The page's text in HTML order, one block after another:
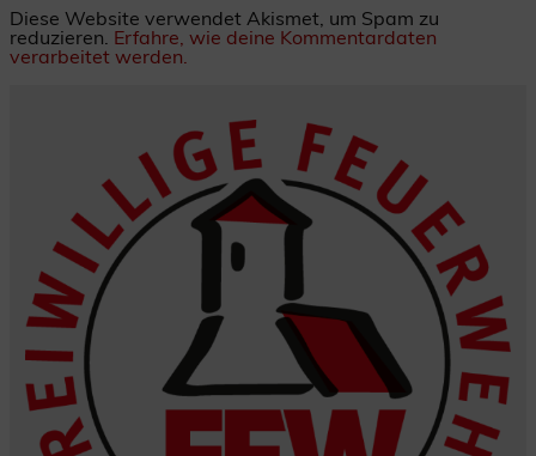
Diese Website verwendet Akismet, um Spam zu
reduzieren. Erfahre, wie deine Kommentardaten
verarbeitet werden.